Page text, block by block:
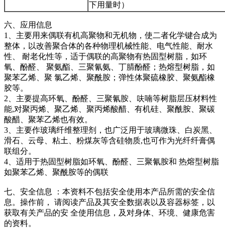
下用量时）
六、应用信息
1、主要用来偶联有机高聚物和无机物，使二者化学键合成为
整体，以改善聚合体的各种物理机械性能、电气性能、耐水
性、 耐老化性等，适于偶联的高聚物有热固型树脂，如环
氧、酚醛、 聚氨酯、三聚氰氨、丁腈酚醛；热熔型树脂，如
聚苯乙烯、聚 氯乙烯、聚酰胺；弹性体聚硫橡胶、聚氨酯橡
胶等。
2、主要提高环氧、酚醛、三聚氰胺、呋喃等树脂层压材料性
能,对聚丙烯、聚乙烯、聚丙烯酸醋、有机硅、聚酰胺、聚碳
酸醋、聚苯乙烯也有效。
3、主要作玻璃纤维整理剂，也广泛用于玻璃微珠、白炭黑、
滑石、云母、粘土、粉煤灰等含硅物质,也可作为光纤纤膏偶
联组分。
4、适用于热固型树脂如环氧、酚醛、三聚氰胺和 热熔型树脂
如聚苯乙烯、聚酰胺等的偶联
七、安全信息 ：本资料不包括安全使用本产品所需的安全信
息。操作前， 请阅读产品及其安全数据表以及容器标签，以
获取有关产品的安 全使用信息，及对身体、环境、健康危害
的资料。